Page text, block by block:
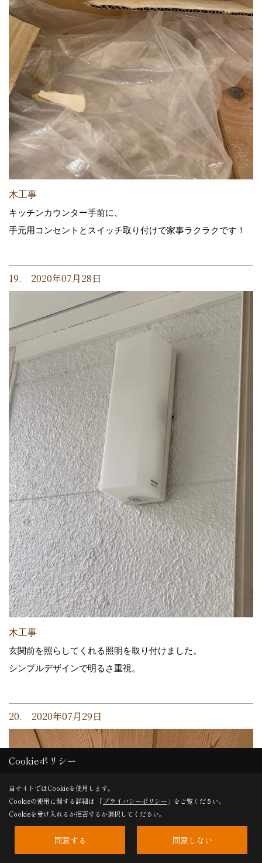
木工事
キッチンカウンター手前に、
手元用コンセントとスイッチ取り付けで家事ラクラクです！
19. 2020年07月28日
木工事
玄関前を照らしてくれる照明を取り付けました。
シンプルデザインで明るさ重視。
20. 2020年07月29日
Cookieポリシー
当サイトではCookieを使用します。
Cookieの使用に関する詳細は 「プライバシーポリシー 」をご覧ください。
Cookieを受け入れるか拒否するか選択してください。
同意する 同意しない